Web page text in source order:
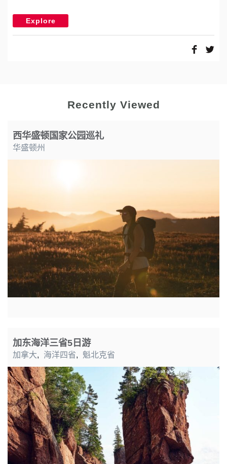
Explore
Recently Viewed
西华盛顿国家公园巡礼
华盛顿州
加东海洋三省5日游
加拿大, 海洋四省, 魁北克省